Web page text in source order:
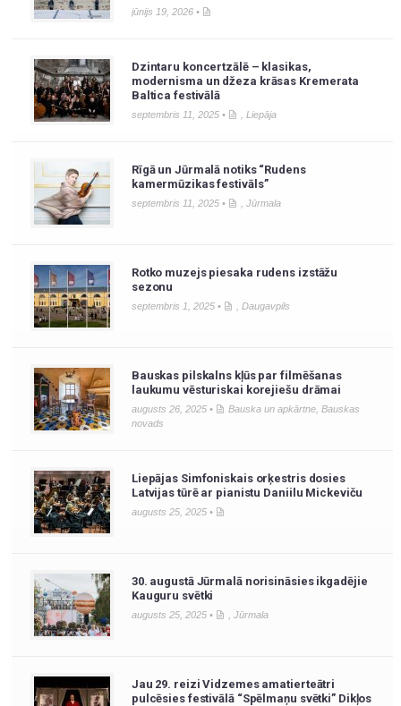
jūnijs 19, 2026 •
Dzintaru koncertzālē – klasikas,
modernisma un džeza krāsas Kremerata
Baltica festivālā
septembris 11, 2025 • Liepāja
Rīgā un Jūrmalā notiks “Rudens
kamermūzikas festivāls”
septembris 11, 2025 • Jūrmala
Rotko muzejs piesaka rudens izstāžu
sezonu
septembris 1, 2025 • Daugavpils
Bauskas pilskalns kļūs par filmēšanas
laukumu vēsturiskai korejiešu drāmai
augusts 26, 2025 • Bauska un apkārtne, Bauskas
novads
Liepājas Simfoniskais orķestris dosies
Latvijas tūrē ar pianistu Daniilu Mickeviču
augusts 25, 2025 •
30. augustā Jūrmalā norisināsies ikgadējie
Kauguru svētki
augusts 25, 2025 • Jūrmala
Jau 29. reizi Vidzemes amatierteātri
pulcēsies festivālā “Spēlmaņu svētki” Dikļos